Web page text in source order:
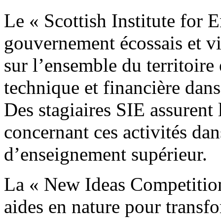
Le « Scottish Institute for
gouvernement écossais et
sur l’ensemble du territoire
technique et financière
Des stagiaires SIE
concernant ces activités
d’enseignement supérieur.
La « New Ideas
aides en nature pour